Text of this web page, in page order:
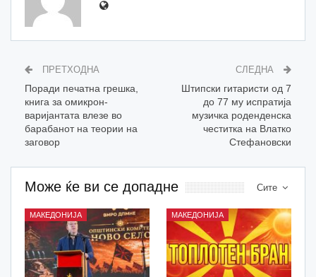
ПРЕТХОДНА
Поради печатна грешка,
книга за омикрон-
варијантата влезе во
барабанот на теории на
заговор
СЛЕДНА
Штипски гитаристи од 7
до 77 му испратија
музичка роденденска
честитка на Влатко
Стефановски
Сите
Може ќе ви се допадне
МАКЕДОНИЈА МАКЕДОНИЈА